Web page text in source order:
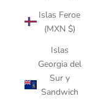
Islas Feroe
(MXN $)
Islas
Georgia del
Sur y
Sandwich